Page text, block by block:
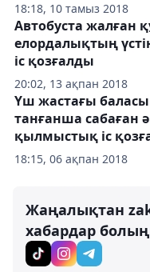
18:18, 10 тамыз 2018
20:02, 13 ақпан 2018
Автобуста жалған
елордалықтың
іс қозғалды
18:15, 06 ақпан 2018
Үш жастағы
танғанша сабаған
қылмыстық іс
Жаңалықтан
хабардар